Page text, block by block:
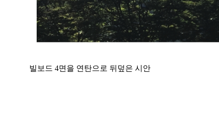
빌보드 4면을 연탄으로 뒤덮은 시안